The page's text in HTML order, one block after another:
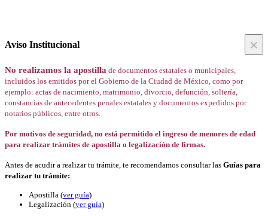
Aviso Institucional ×
No realizamos la apostilla de documentos estatales o municipales,
incluidos los emitidos por el Gobierno de la Ciudad de México, como por
ejemplo: actas de nacimiento, matrimonio, divorcio, defunción, soltería,
constancias de antecedentes penales estatales y documentos expedidos por
notarios públicos, entre otros.
Por motivos de seguridad, no está permitido el ingreso de menores de edad
para realizar trámites de apostilla o legalización de firmas.
Antes de acudir a realizar tu trámite, te recomendamos consultar las Guías para
realizar tu trámite:.
Apostilla (ver guía)
Legalización (ver guía)